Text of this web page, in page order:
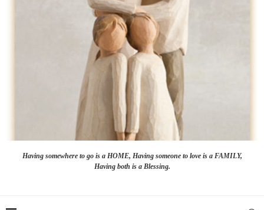
Having somewhere to go is a HOME, Having someone to love is a FAMILY,
Having both is a Blessing.